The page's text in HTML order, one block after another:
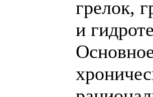
грелок,
и